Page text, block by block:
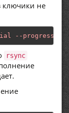
ключики не
--progress --
rsync